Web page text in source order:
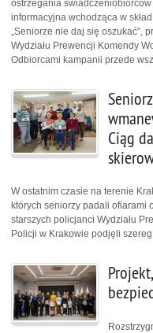
ostrzegania
informacyjna wchodząca w
„Seniorze nie daj się oszukać”,
Wydziału Prewencji Komendy
Odbiorcami kampanii przede
Ciąg
W ostatnim czasie na terenie
których seniorzy padali ofiarami
starszych policjanci Wydziału
Policji w Krakowie podjęli